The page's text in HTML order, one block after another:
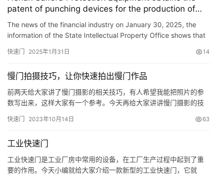
资
讯
联
我
们
patent of punching devices for the production of
people\’s defense door, which can quickly complete
the production and punch process of people\’s
The news of the financial industry on January 30, 2025, the
information of the State Intellectual Property Office shows that
快速门 2025年1月31日 14
慢门拍摄技巧，让你快速拍出慢门作品
前两天给大家讲了慢门摄影的相关技巧，有人希望我能把照片的参
数写出来，这样大家有一个参考。今天再给大家讲讲慢门摄影的技
58.0 ISO: 100 曝光补偿: -1 EV 一、常见场景的参数设置 对于新手
大家给大家展示几个慢门常见的参数设…
快速门 2023年10月14日 63
工业快速门
工业快速门是工业厂房中常用的设备，在工厂生产过程中起到了重
要的作用。今天小编就给大家介绍一款新型的工业快速门，它就